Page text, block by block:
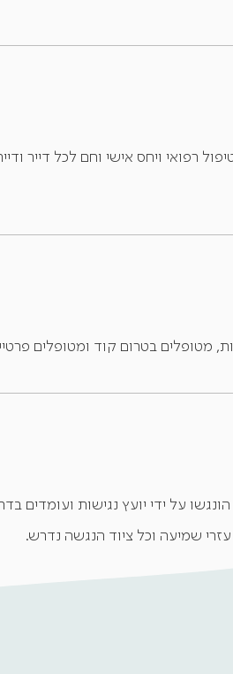
בטרום קוד ומטופלים
על ידי יועץ נגישות ועומדים
עזרי שמיעה וכל ציוד הנגשה נדרש.